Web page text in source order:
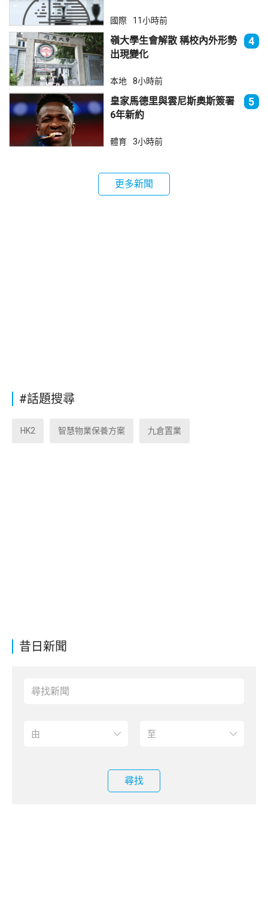
昔日新聞
尋找
國際 11小時前
嶺大學生會解散 稱校內外形勢
出現變化
4
本地 8小時前
皇家馬德里與雲尼斯奧斯簽署
6年新約
5
體育 3小時前
更多新聞
#話題搜尋
HK2 智慧物業保養方案 九倉置業